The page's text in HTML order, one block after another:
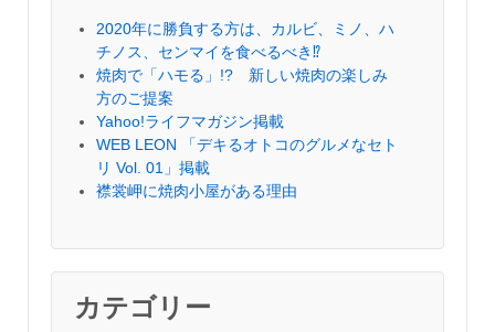
2020年に勝負する方は、カルビ、ミノ、ハ
チノス、センマイを食べるべき⁉︎
焼肉で「ハモる」!? 新しい焼肉の楽しみ
方のご提案
Yahoo!ライフマガジン掲載
WEB LEON 「デキるオトコのグルメなセト
リ Vol. 01」掲載
襟裳岬に焼肉小屋がある理由
カテゴリー